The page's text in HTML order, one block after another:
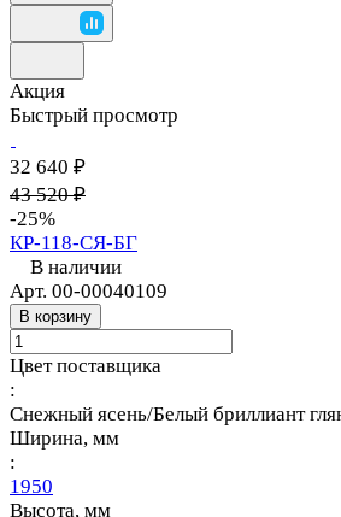
Акция
Быстрый просмотр
32 640 ₽
43 520 ₽
-25%
КР-118-СЯ-БГ
В наличии
Арт. 00-00040109
В корзину
Цвет поставщика
:
Снежный ясень/Белый бриллиант
Ширина, мм
:
1950
Высота, мм